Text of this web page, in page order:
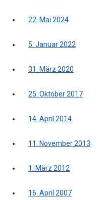
22. Mai 2024
5. Januar 2022
31. März 2020
25. Oktober 2017
14. April 2014
11. November 2013
1. März 2012
16. April 2007